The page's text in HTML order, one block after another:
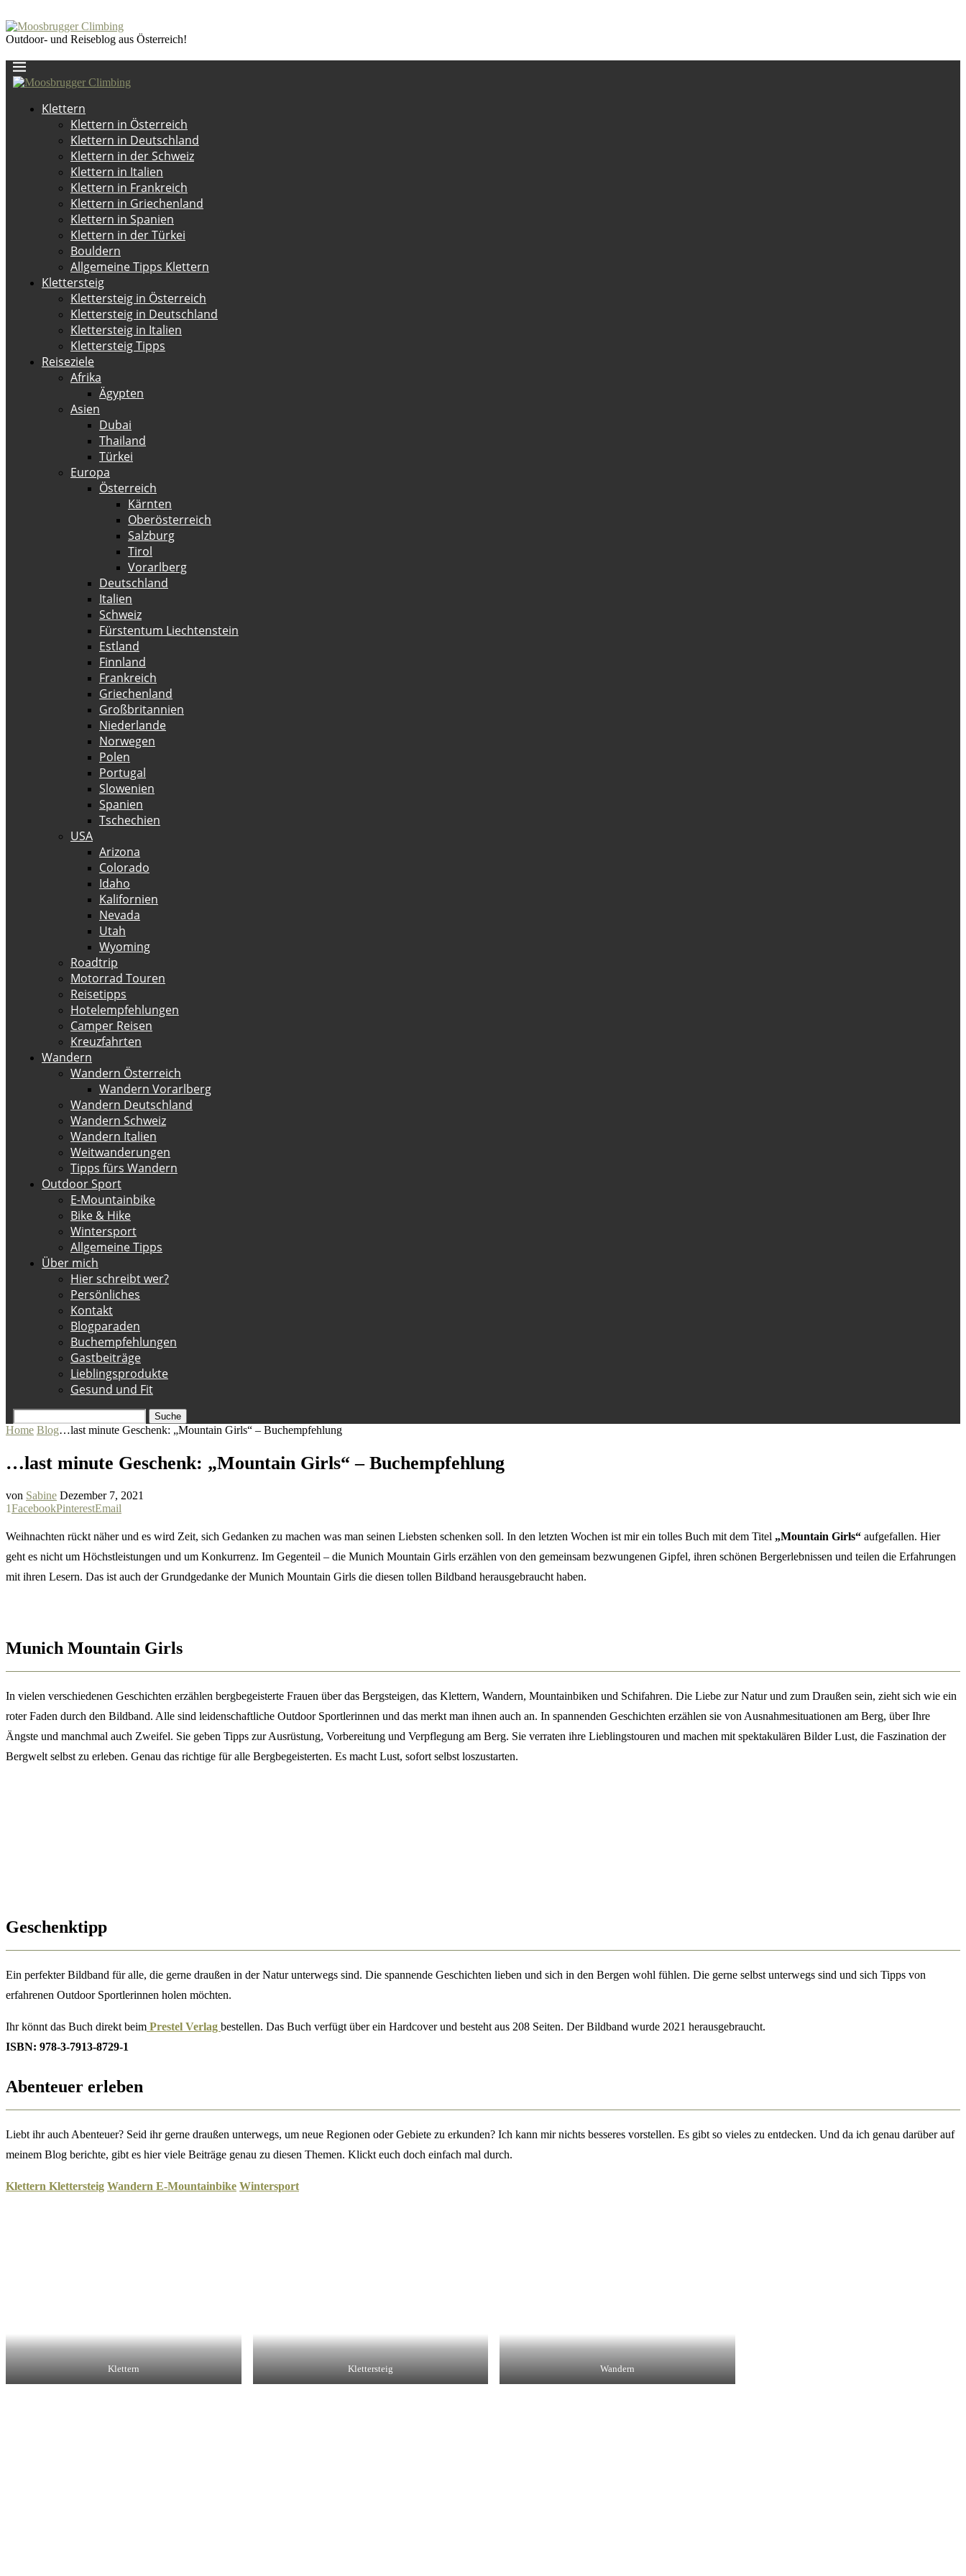
Outdoor- und Reiseblog aus Österreich!
Klettern
Klettern in Österreich
Klettern in Deutschland
Klettern in der Schweiz
Klettern in Italien
Klettern in Frankreich
Klettern in Griechenland
Klettern in Spanien
Klettern in der Türkei
Bouldern
Allgemeine Tipps Klettern
Klettersteig
Klettersteig in Österreich
Klettersteig in Deutschland
Klettersteig in Italien
Klettersteig Tipps
Reiseziele
Afrika
Ägypten
Asien
Dubai
Thailand
Türkei
Europa
Österreich
Kärnten
Oberösterreich
Salzburg
Tirol
Vorarlberg
Deutschland
Italien
Schweiz
Fürstentum Liechtenstein
Estland
Finnland
Frankreich
Griechenland
Großbritannien
Niederlande
Norwegen
Polen
Portugal
Slowenien
Spanien
Tschechien
USA
Arizona
Colorado
Idaho
Kalifornien
Nevada
Utah
Wyoming
Roadtrip
Motorrad Touren
Reisetipps
Hotelempfehlungen
Camper Reisen
Kreuzfahrten
Wandern
Wandern Österreich
Wandern Vorarlberg
Wandern Deutschland
Wandern Schweiz
Wandern Italien
Weitwanderungen
Tipps fürs Wandern
Outdoor Sport
E-Mountainbike
Bike & Hike
Wintersport
Allgemeine Tipps
Über mich
Hier schreibt wer?
Persönliches
Kontakt
Blogparaden
Buchempfehlungen
Gastbeiträge
Lieblingsprodukte
Gesund und Fit
Suche
Home Blog…last minute Geschenk: „Mountain Girls“ – Buchempfehlung
…last minute Geschenk: „Mountain Girls“ – Buchempfehlung
von Sabine Dezember 7, 2021
1FacebookPinterestEmail
Weihnachten rückt näher und es wird Zeit, sich Gedanken zu machen was man seinen Liebsten schenken soll. In den letzten Wochen ist mir ein tolles Buch mit dem Titel „Mountain Girls“ aufgefallen. Hier
geht es nicht um Höchstleistungen und um Konkurrenz. Im Gegenteil – die Munich Mountain Girls erzählen von den gemeinsam bezwungenen Gipfel, ihren schönen Bergerlebnissen und teilen die Erfahrungen
mit ihren Lesern. Das ist auch der Grundgedanke der Munich Mountain Girls die diesen tollen Bildband herausgebraucht haben.
Munich Mountain Girls
In vielen verschiedenen Geschichten erzählen bergbegeisterte Frauen über das Bergsteigen, das Klettern, Wandern, Mountainbiken und Schifahren. Die Liebe zur Natur und zum Draußen sein, zieht sich wie ein
roter Faden durch den Bildband. Alle sind leidenschaftliche Outdoor Sportlerinnen und das merkt man ihnen auch an. In spannenden Geschichten erzählen sie von Ausnahmesituationen am Berg, über Ihre
Ängste und manchmal auch Zweifel. Sie geben Tipps zur Ausrüstung, Vorbereitung und Verpflegung am Berg. Sie verraten ihre Lieblingstouren und machen mit spektakulären Bilder Lust, die Faszination der
Bergwelt selbst zu erleben. Genau das richtige für alle Bergbegeisterten. Es macht Lust, sofort selbst loszustarten.
Geschenktipp
Ein perfekter Bildband für alle, die gerne draußen in der Natur unterwegs sind. Die spannende Geschichten lieben und sich in den Bergen wohl fühlen. Die gerne selbst unterwegs sind und sich Tipps von
erfahrenen Outdoor Sportlerinnen holen möchten.
Ihr könnt das Buch direkt beim Prestel Verlag bestellen. Das Buch verfügt über ein Hardcover und besteht aus 208 Seiten. Der Bildband wurde 2021 herausgebraucht.
ISBN: 978-3-7913-8729-1
Abenteuer erleben
Liebt ihr auch Abenteuer? Seid ihr gerne draußen unterwegs, um neue Regionen oder Gebiete zu erkunden? Ich kann mir nichts besseres vorstellen. Es gibt so vieles zu entdecken. Und da ich genau darüber auf
meinem Blog berichte, gibt es hier viele Beiträge genau zu diesen Themen. Klickt euch doch einfach mal durch.
Klettern Klettersteig Wandern E-Mountainbike Wintersport
Klettern Klettersteig Wandern